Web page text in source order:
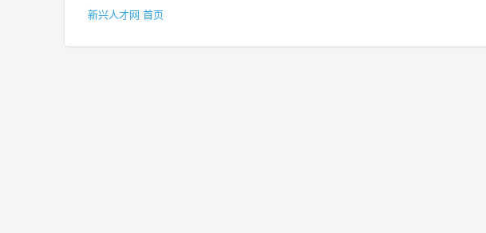
新兴人才网 首页